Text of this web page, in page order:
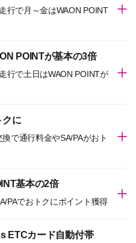
行で月～金はWAON POINT
POINTが基本の3倍
行で土日はWAON POINTが
クに
で通行料金やSA/PAがおト
基本の2倍
PAでおトクにポイント獲得
ETCカード自動付帯